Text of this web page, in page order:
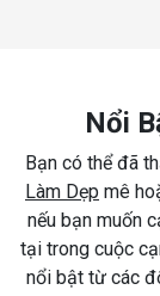
Nổi
Bạn có thể đã
Làm Dẹp mê
nếu bạn muốn
tại trong cuộc
nổi bật từ các